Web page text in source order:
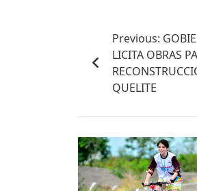
entradas
Previous:
LICITA OBRAS
QUELITE